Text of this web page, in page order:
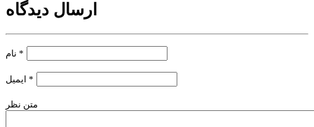
ارسال دیدگاه
*
*
متن نظر